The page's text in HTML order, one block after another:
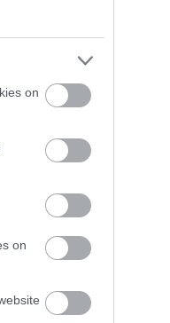
on
on
Σοκ στην Εύβοια με
έπεσε από την
γέφυρα: Τα νεότερα
06.08.2026 | 21:20
Φωτιά στη Σκύρο:
Κινδύνευσε
μονάδα – Νέο βίντεο